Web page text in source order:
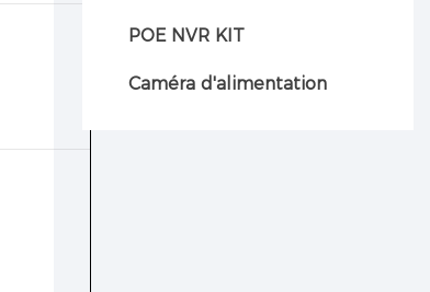
POE NVR KIT
Caméra d'alimentation